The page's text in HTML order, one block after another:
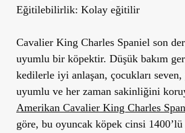
Eğitilebilirlik: Kolay eğitilir
Cavalier King Charles Spaniel son
uyumlu bir köpektir. Düşük bakım
kedilerle iyi anlaşan, çocukları seven,
uyumlu ve her zaman sakinliğini
Amerikan Cavalier King Charles
göre, bu oyuncak köpek cinsi 1400’lü